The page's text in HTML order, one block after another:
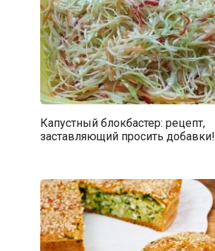
Капустный блокбастер: рецепт,
заставляющий просить добавки!